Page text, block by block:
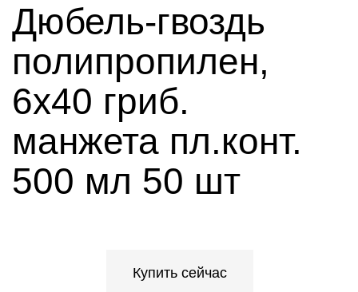
Дюбель-гвоздь
полипропилен,
6x40 гриб.
манжета пл.конт.
500 мл 50 шт
Купить сейчас